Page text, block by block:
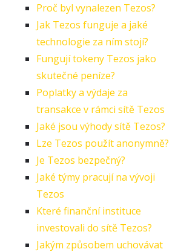
Proč byl vynalezen Tezos?
Jak Tezos funguje a jaké
technologie za ním stojí?
Fungují tokeny Tezos jako
skutečné peníze?
Poplatky a výdaje za
transakce v rámci sítě Tezos
Jaké jsou výhody sítě Tezos?
Lze Tezos použít anonymně?
Je Tezos bezpečný?
Jaké týmy pracují na vývoji
Tezos
Které finanční instituce
investovali do sítě Tezos?
Jakým způsobem uchovávat